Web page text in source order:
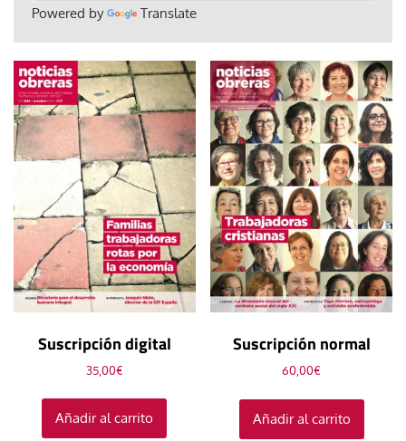
Powered by Translate
Suscripción digital
35,00€
Añadir al carrito
Suscripción normal
60,00€
Añadir al carrito